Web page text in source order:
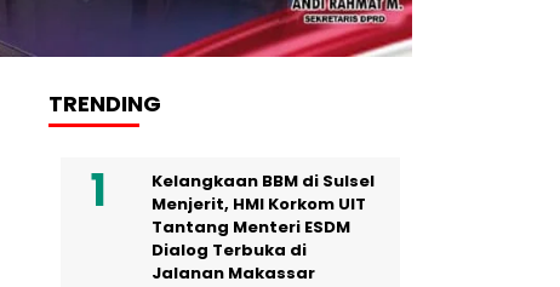
TRENDING
Kelangkaan BBM di Sulsel
Menjerit, HMI Korkom UIT
Tantang Menteri ESDM
Dialog Terbuka di
Jalanan Makassar